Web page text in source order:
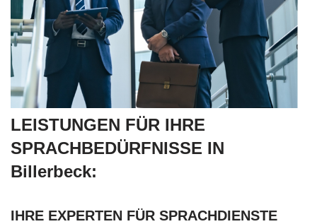
LEISTUNGEN FÜR IHRE
SPRACHBEDÜRFNISSE IN
Billerbeck:
IHRE EXPERTEN FÜR SPRACHDIENSTE